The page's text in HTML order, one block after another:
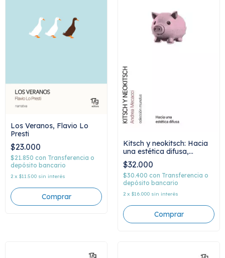
Los Veranos, Flavio Lo
Presti
$23.000
$21.850 con Transferencia o
depósito bancario
2 x $11.500 sin interés
Kitsch y neokitsch: Hacia
una estética difusa,
Andrea Mecacci
$32.000
$30.400 con Transferencia o
depósito bancario
2 x $16.000 sin interés